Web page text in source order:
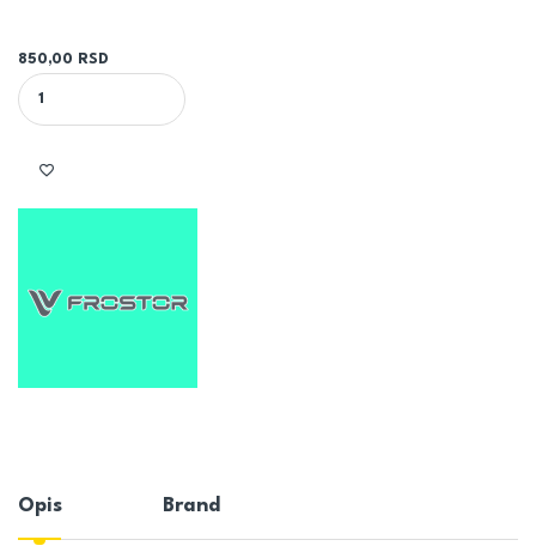
850,00
RSD
MAPP GAS - FROSTOR quantity
Opis Brand